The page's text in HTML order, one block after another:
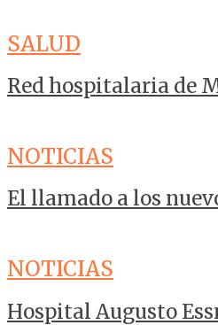
SALUD
Red hospitalaria de
NOTICIAS
El llamado a los
NOTICIAS
Hospital Augusto